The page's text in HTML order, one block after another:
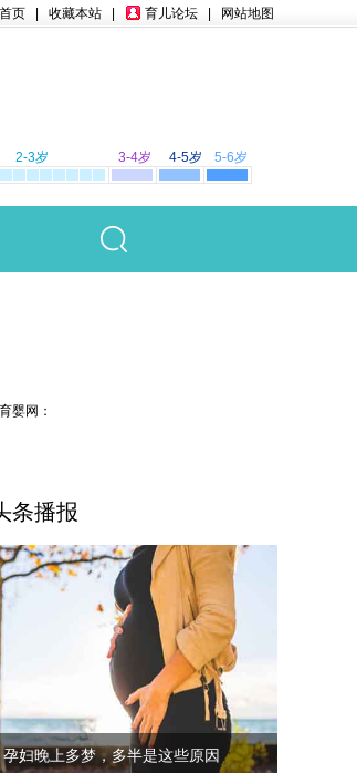
页 收藏本站 育儿论坛 网站地图
2-3岁 3-4岁 4-5岁 5-6岁
婴网：
条播报
孕妇晚上多梦，多半是这些原因